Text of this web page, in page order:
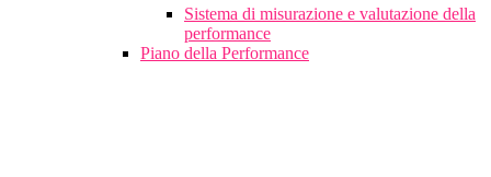
Sistema di misurazione e valutazione della
performance
Piano della Performance